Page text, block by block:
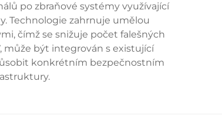
po zbraňové systémy využívající
Technologie zahrnuje umělou
čímž se snižuje počet falešných
může být integrován s existující
konkrétním bezpečnostním